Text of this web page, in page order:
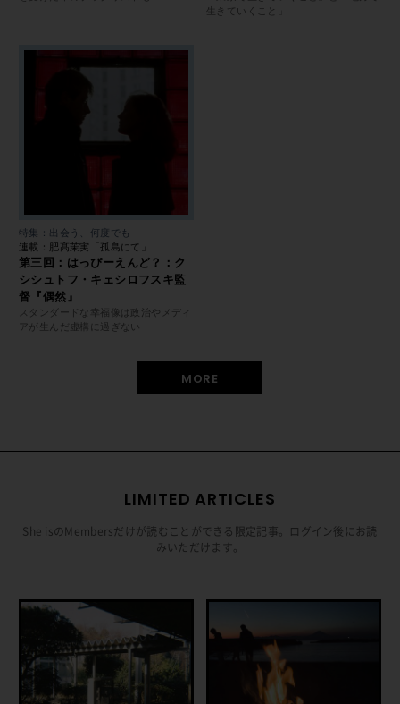
生きていくこと」
特集：出会う、何度でも
連載：肥髙茉実「孤島にて」
第三回：はっぴーえんど？：ク
シシュトフ・キェシロフスキ監
督『偶然』
スタンダードな幸福像は政治やメディ
アが生んだ虚構に過ぎない
MORE
LIMITED ARTICLES
She isのMembersだけが読むことができる限定記事。ログイン後にお読
みいただけます。